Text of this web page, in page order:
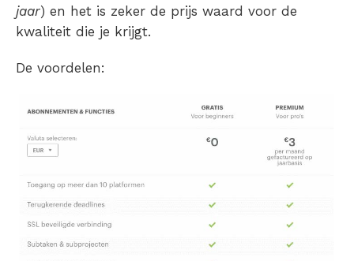
jaar) en het is zeker de prijs waard voor de
kwaliteit die je krijgt.
De voordelen: